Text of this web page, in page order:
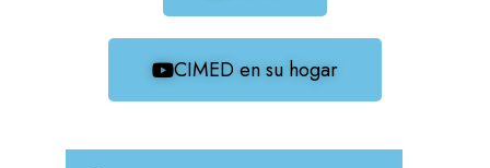
CIMED en su hogar